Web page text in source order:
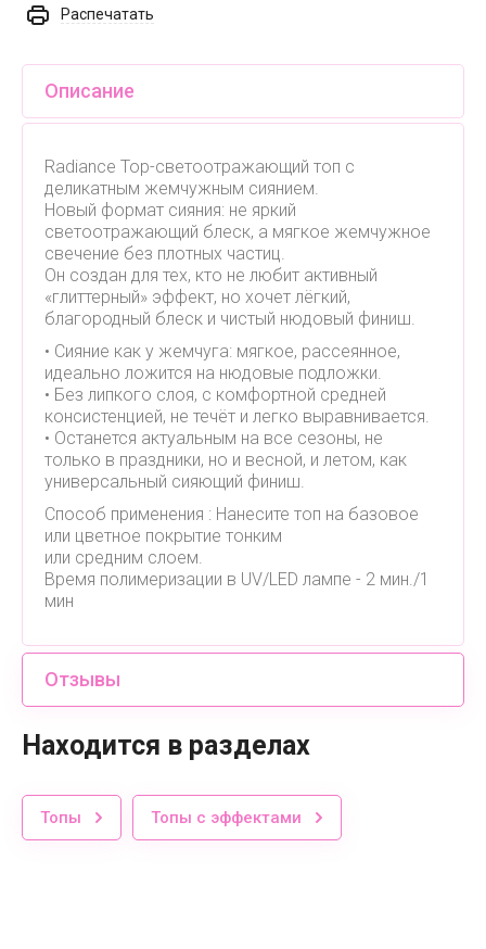
Распечатать
Описание
Radiance Top-светоотражающий топ с
деликатным жемчужным сиянием.
Новый формат сияния: не яркий
светоотражающий блеск, а мягкое жемчужное
свечение без плотных частиц.
Он создан для тех, кто не любит активный
«глиттерный» эффект, но хочет лёгкий,
благородный блеск и чистый нюдовый финиш.
• Сияние как у жемчуга: мягкое, рассеянное,
идеально ложится на нюдовые подложки.
• Без липкого слоя, с комфортной средней
консистенцией, не течёт и легко выравнивается.
• Останется актуальным на все сезоны, не
только в праздники, но и весной, и летом, как
универсальный сияющий финиш.
Способ применения : Нанесите топ на базовое
или цветное покрытие тонким
или средним слоем.
Время полимеризации в UV/LED лампе - 2 мин./1
мин
Отзывы
Находится в разделах
Топы Топы с эффектами